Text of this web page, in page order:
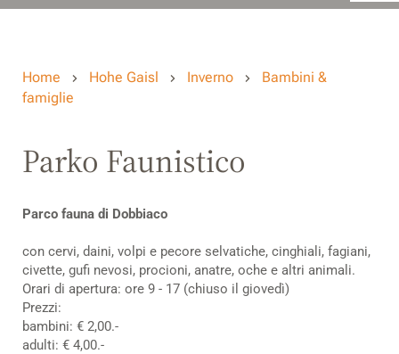
Home Hohe Gaisl Inverno
Bambini &
famiglie
Parko Faunistico
Parco fauna di Dobbiaco
con cervi, daini, volpi e pecore selvatiche, cinghiali, fagiani,
civette, gufi nevosi, procioni, anatre, oche e altri animali.
Orari di apertura: ore 9 - 17 (chiuso il giovedì)
Prezzi:
bambini: € 2,00.-
adulti: € 4,00.-